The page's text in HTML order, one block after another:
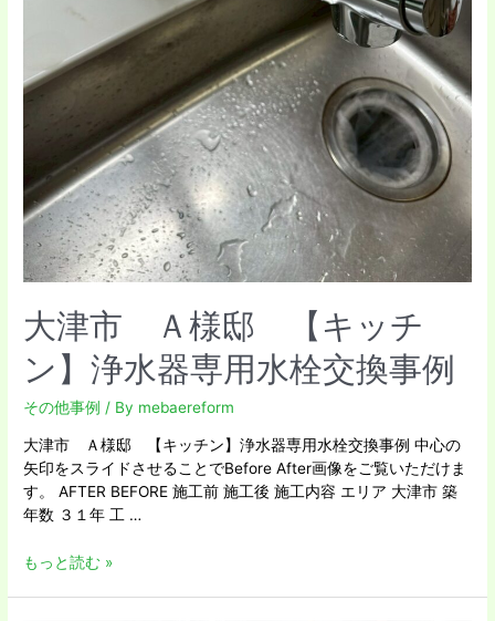
大津市 Ａ様邸 【キッチ
ン】浄水器専用水栓交換事例
その他事例 / By mebaereform
大津市 Ａ様邸 【キッチン】浄水器専用水栓交換事例 中心の
矢印をスライドさせることでBefore After画像をご覧いただけま
す。 AFTER BEFORE 施工前 施工後 施工内容 エリア 大津市 築
年数 ３１年 工 …
交
もっと読む »